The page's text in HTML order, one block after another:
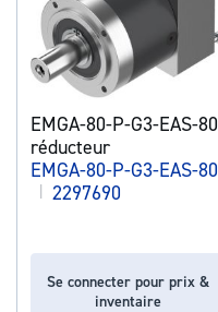
EMGA-80-P-G3-EAS-80
réducteur
EMGA-80-P-G3-EAS-80
| 2297690
Se connecter pour prix &
inventaire